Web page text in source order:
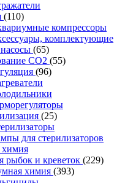
(110)
компрессоры
комплектующие
(65)
CO2 (55)
(96)
(25)
для стерилизаторов
рыбок и креветок (229)
химия (393)